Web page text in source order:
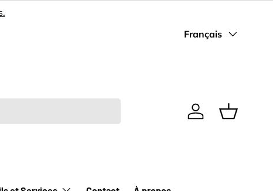
Langue
Français
Se connecter
Panier